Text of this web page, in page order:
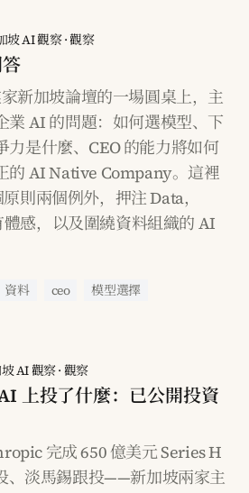
坡 AI 觀察·觀察
新加坡論壇的一場圓桌上，主
業 AI 的問題：如何選模型、下
力是什麼、CEO 的能力將如何
的 AI Native Company。這裡
則兩個例外，押注 Data，
體感，以及圍繞資料組織的 AI
資料 ceo 模型選擇
AI 觀察· 觀察
上投了什麼：已公開投資
完成 650 億美元 Series H
、淡馬錫跟投——新加坡兩家主